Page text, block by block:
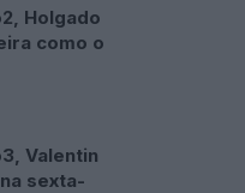
Holgado
como o
Valentin
sexta-